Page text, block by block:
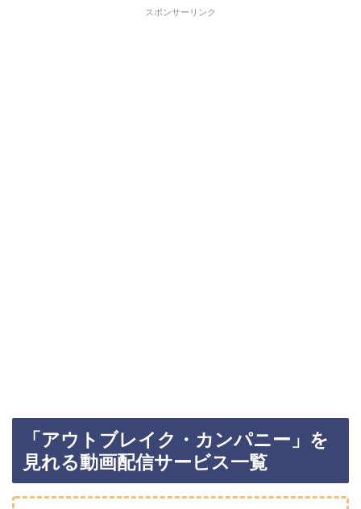
スポンサーリンク
「アウトブレイク・カンパニー」を
見れる動画配信サービス一覧